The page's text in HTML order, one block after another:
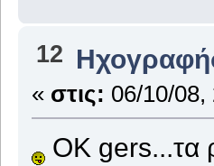
12
« στις: 06/10/08,
ΟΚ gers...τα